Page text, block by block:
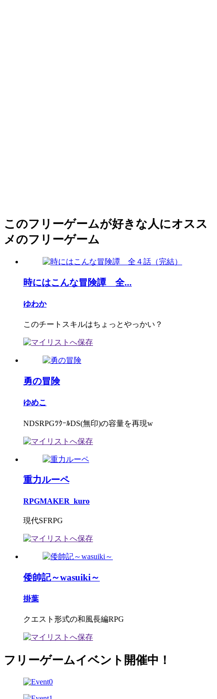
このフリーゲームが好きな人にオスス
メのフリーゲーム
時にはこんな冒険譚 全...
ゆわか
このチートスキルはちょっとやっかい？
勇の冒険
ゆめこ
NDSRPGﾂｸｰﾙDS(無印)の容量を再現w
重力ルーペ
RPGMAKER_kuro
現代SFRPG
倭帥記～wasuiki～
掛葉
クエスト形式の和風長編RPG
フリーゲームイベント開催中！